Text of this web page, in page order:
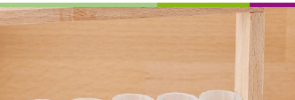
aus Bastelklötzchen